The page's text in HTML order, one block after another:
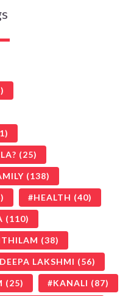
(25)
(138)
HEALTH (40)
(110)
(38)
LAKSHMI (56)
(25) KANALI (87)